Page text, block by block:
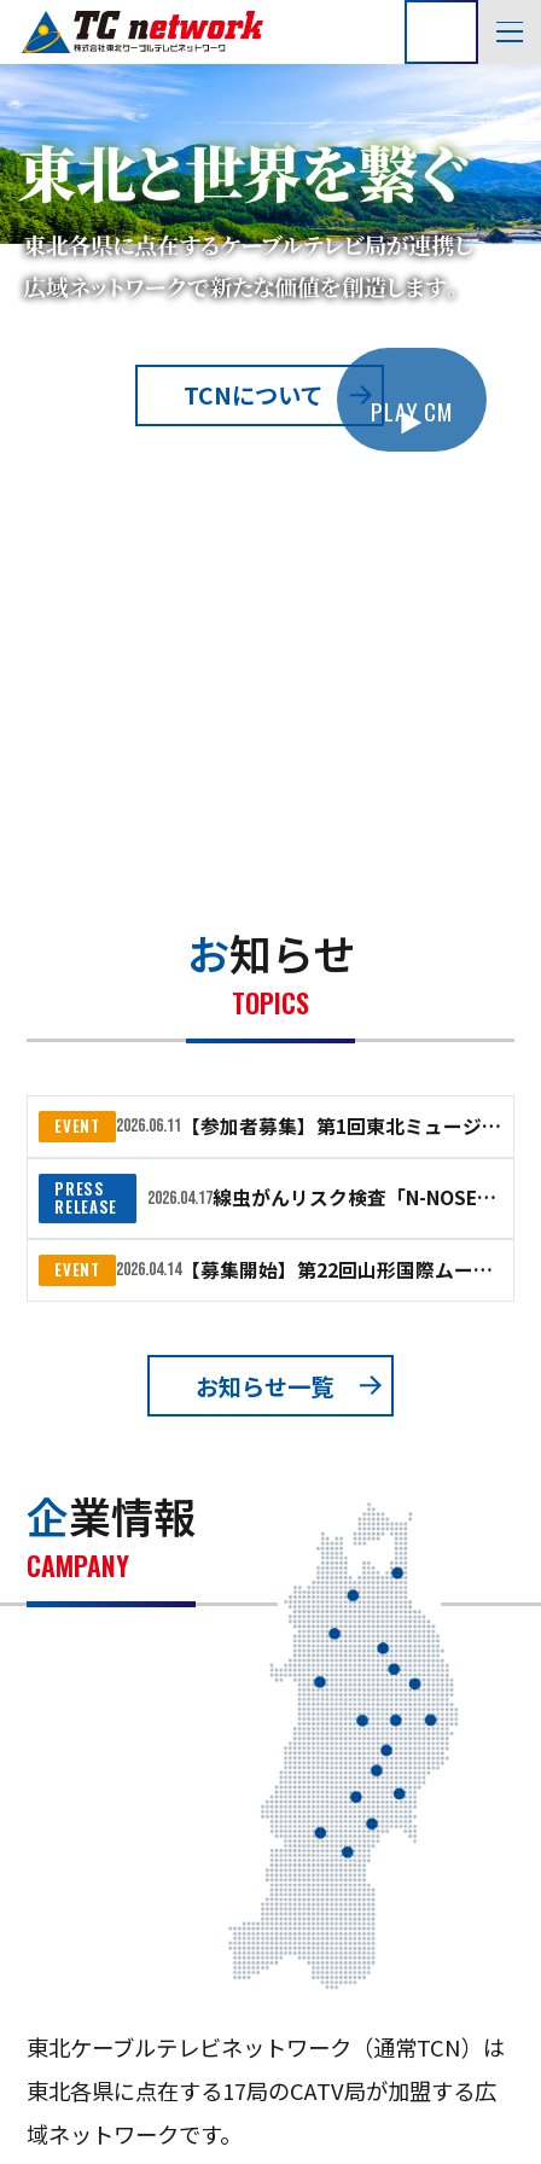
TCNについて PLAY CM
お知らせ
TOPICS
EVENT 2026.06.11 【参加者募集】第1回東北ミュージックフェスティバル
PRESS
RELEASE 2026.04.17 線虫がんリスク検査「N-NOSE®」を活用した地域モデルへ
EVENT 2026.04.14 【募集開始】第22回山形国際ムービーフェスティバル
お知らせ一覧
企業情報
CAMPANY
東北ケーブルテレビネットワーク（通常TCN）は
東北各県に点在する17局のCATV局が加盟する広
域ネットワークです。